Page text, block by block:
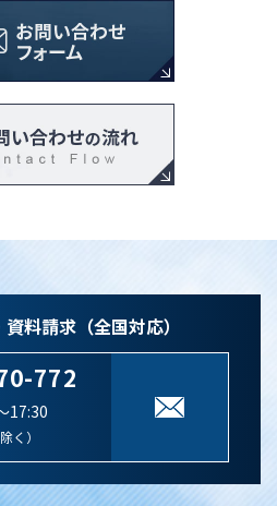
料請求（全国対応）
772
17:30
く）